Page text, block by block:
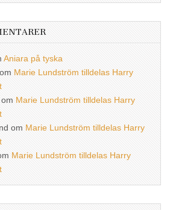
Aniara på tyska
om Marie Lundström tilldelas Harry
om Marie Lundström tilldelas Harry
om Marie Lundström tilldelas Harry
Marie Lundström tilldelas Harry